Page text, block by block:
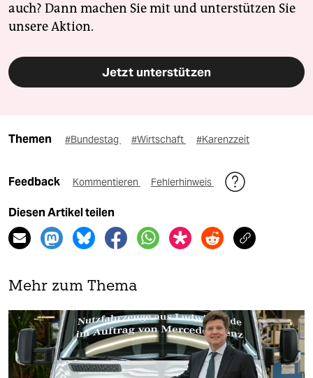
auch? Dann machen Sie mit und unterstützen Sie
unsere Aktion.
Jetzt unterstützen
Themen #Bundestag #Wirtschaft #Karenzzeit
Feedback Kommentieren Fehlerhinweis
Diesen Artikel teilen
Mehr zum Thema